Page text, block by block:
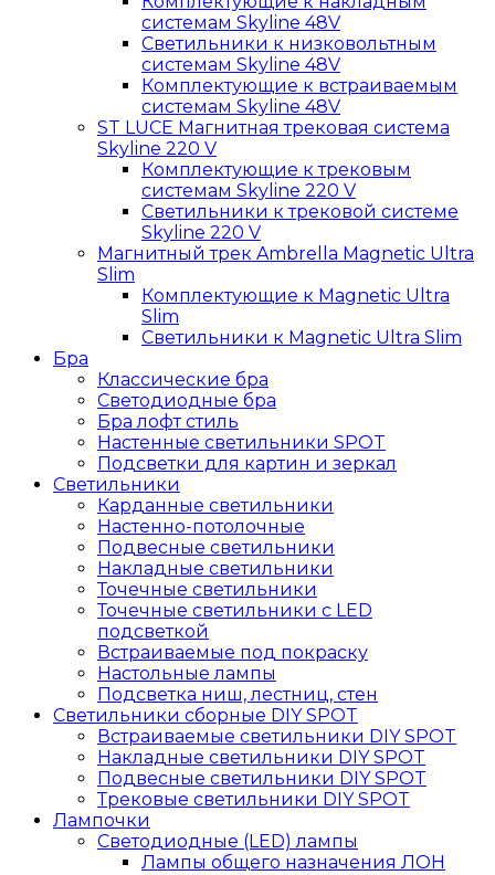
системам Skyline 48V
Светильники к низковольтным
системам Skyline 48V
Комплектующие к встраиваемым
системам Skyline 48V
ST LUCE Магнитная трековая система
Skyline 220 V
Комплектующие к трековым
системам Skyline 220 V
Светильники к трековой системе
Skyline 220 V
Магнитный трек Ambrella Magnetic Ultra
Slim
Комплектующие к Magnetic Ultra
Slim
Светильники к Magnetic Ultra Slim
Бра
Классические бра
Светодиодные бра
Бра лофт стиль
Настенные светильники SPOT
Подсветки для картин и зеркал
Светильники
Карданные светильники
Настенно-потолочные
Подвесные светильники
Накладные светильники
Точечные светильники
Точечные светильники с LED
подсветкой
Встраиваемые под покраску
Настольные лампы
Подсветка ниш, лестниц, стен
Светильники сборные DIY SPOT
Встраиваемые светильники DIY SPOT
Накладные светильники DIY SPOT
Подвесные светильники DIY SPOT
Трековые светильники DIY SPOT
Лампочки
Светодиодные (LED) лампы
Лампы общего назначения ЛОН